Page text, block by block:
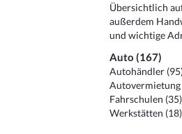
Übersichtlich
außerdem
und wichtige
Auto (167)
Autohändler
Autovermietung
Fahrschulen (35)
Werkstätten (18)